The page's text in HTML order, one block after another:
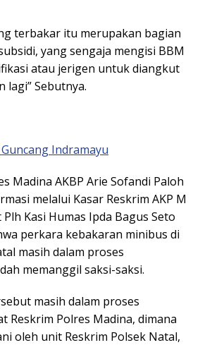
terbakar itu merupakan bagian
yang sengaja mengisi BBM
atau jerigen untuk diangkut
lagi” Sebutnya.
Indramayu
Madina AKBP Arie Sofandi Paloh
melalui Kasar Reskrim AKP M
Kasi Humas Ipda Bagus Seto
perkara kebakaran minibus di
masih dalam proses
memanggil saksi-saksi.
masih dalam proses
Reskrim Polres Madina, dimana
oleh unit Reskrim Polsek Natal,